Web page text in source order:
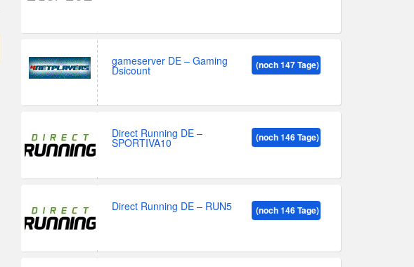
gameserver DE – Gaming
Dsicount (noch 147 Tage)
Direct Running DE –
SPORTIVA10 (noch 146 Tage)
Direct Running DE – RUN5 (noch 146 Tage)